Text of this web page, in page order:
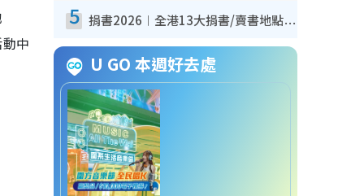
中
5 捐書2026︱全港13大捐書/賣書地點懶人包 二手課本最高$150＋舊書換免費咖啡/戲票
U GO 本週好去處